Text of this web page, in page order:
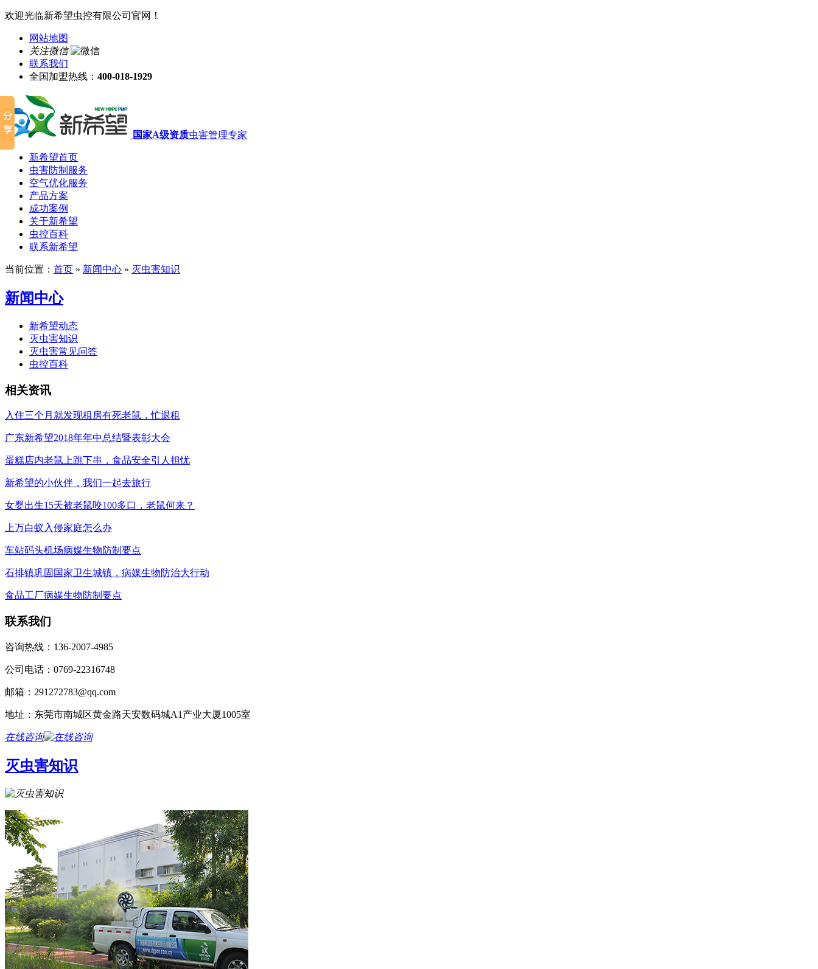
欢迎光临新希望虫控有限公司官网！
网站地图
关注微信
联系我们
全国加盟热线： 400-018-1929
国家A级资质虫害管理专家
新希望首页
虫害防制服务
空气优化服务
产品方案
成功案例
关于新希望
虫控百科
联系新希望
当前位置： 首页 » 新闻中心 » 灭虫害知识
新闻中心
新希望动态
灭虫害知识
灭虫害常见问答
虫控百科
相关资讯
入住三个月就发现租房有死老鼠，忙退租
广东新希望2018年年中总结暨表彰大会
蛋糕店内老鼠上跳下串，食品安全引人担忧
新希望的小伙伴，我们一起去旅行
女婴出生15天被老鼠咬100多口，老鼠何来？
上万白蚁入侵家庭怎么办
车站码头机场病媒生物防制要点
石排镇巩固国家卫生城镇，病媒生物防治大行动
食品工厂病媒生物防制要点
联系我们
咨询热线：136-2007-4985
公司电话：0769-22316748
邮箱：291272783@qq.com
地址：东莞市南城区黄金路天安数码城A1产业大厦1005室
在线咨询
灭虫害知识